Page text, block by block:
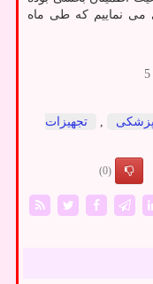
می نماییم که طی ماه
پزشكی
تجهیزات
(0)